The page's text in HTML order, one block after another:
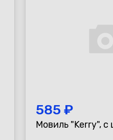
585 ₽
Мовиль